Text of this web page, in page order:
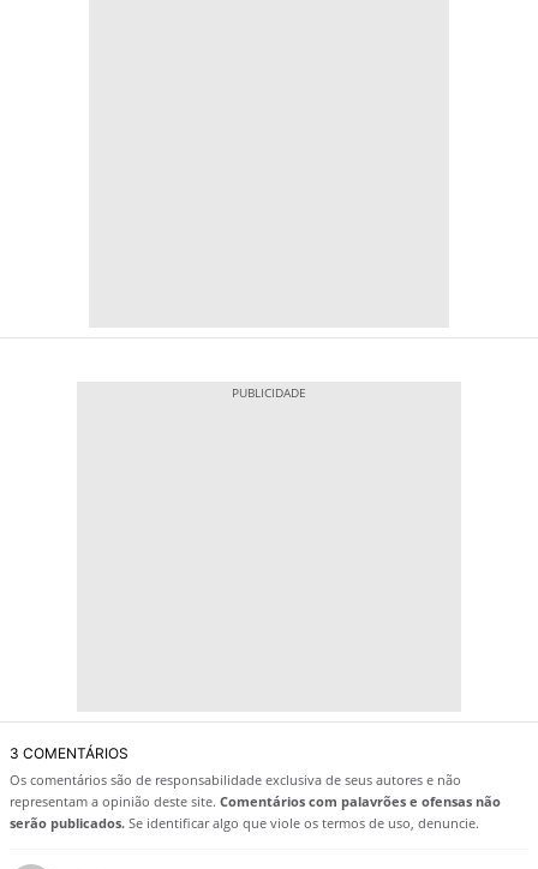
3 COMENTÁRIOS
Os comentários são de responsabilidade exclusiva de seus autores e não
representam a opinião deste site. Comentários com palavrões e ofensas não
serão publicados. Se identificar algo que viole os termos de uso, denuncie.